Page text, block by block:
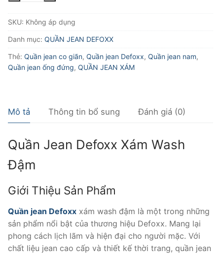
XÁM
WASH
số
lượng
SKU: Không áp dụng
Danh mục: QUẦN JEAN DEFOXX
Thẻ: Quần jean co giãn, Quần jean Defoxx, Quần jean nam,
Quần jean ống đứng, QUẦN JEAN XÁM
Mô tả Thông tin bổ sung Đánh giá (0)
Quần Jean Defoxx Xám Wash
Đậm
Giới Thiệu Sản Phẩm
Quần jean Defoxx xám wash đậm là một trong những
sản phẩm nổi bật của thương hiệu Defoxx. Mang lại
phong cách lịch lãm và hiện đại cho người mặc. Với
chất liệu jean cao cấp và thiết kế thời trang, quần jean